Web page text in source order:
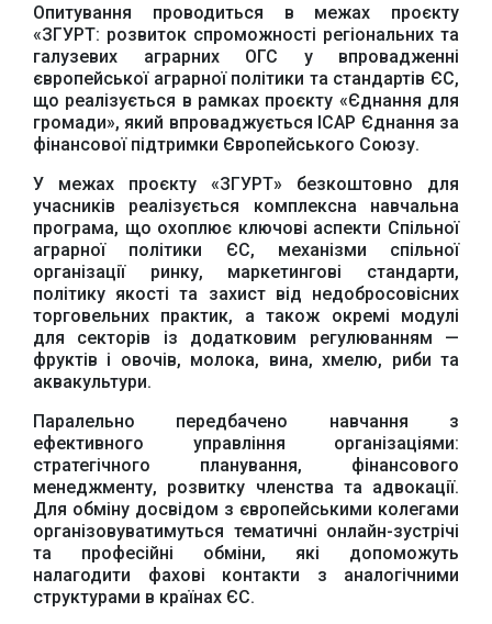
Опитування проводиться в межах проєкту
«ЗГУРТ: розвиток спроможності регіональних та
галузевих аграрних ОГС у впровадженні
європейської аграрної політики та стандартів ЄС,
що реалізується в рамках проєкту «Єднання для
громади», який впроваджується ІСАР Єднання за
фінансової підтримки Європейського Союзу.
У межах проєкту «ЗГУРТ» безкоштовно для
учасників реалізується комплексна навчальна
програма, що охоплює ключові аспекти Спільної
аграрної політики ЄС, механізми спільної
організації ринку, маркетингові стандарти,
політику якості та захист від недобросовісних
торговельних практик, а також окремі модулі
для секторів із додатковим регулюванням —
фруктів і овочів, молока, вина, хмелю, риби та
аквакультури.
Паралельно передбачено навчання з
ефективного управління організаціями:
стратегічного планування, фінансового
менеджменту, розвитку членства та адвокації.
Для обміну досвідом з європейськими колегами
організовуватимуться тематичні онлайн-зустрічі
та професійні обміни, які допоможуть
налагодити фахові контакти з аналогічними
структурами в країнах ЄС.
Офіційний веб-сайт
Верховної Ради
України
Офіційне інтернет-
представництво
Президента України
Урядовий портал
Київська обласна
державна адміністрація